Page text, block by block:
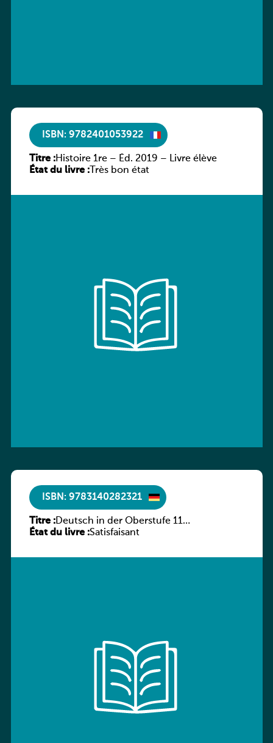
ISBN: 9782401053922
Titre :Histoire 1re – Éd. 2019 – Livre élève
État du livre :Très bon état
ISBN: 9783140282321
Titre :Deutsch in der Oberstufe 11
(Schülerbuch) Ausgabe Bayern
État du livre :Satisfaisant